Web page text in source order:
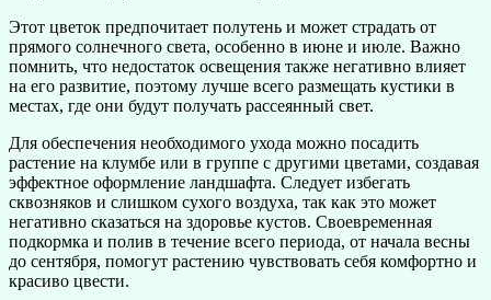
Этот цветок предпочитает полутень и может страдать от
прямого солнечного света, особенно в июне и июле. Важно
помнить, что недостаток освещения также негативно влияет
на его развитие, поэтому лучше всего размещать кустики в
местах, где они будут получать рассеянный свет.
Для обеспечения необходимого ухода можно посадить
растение на клумбе или в группе с другими цветами, создавая
эффектное оформление ландшафта. Следует избегать
сквозняков и слишком сухого воздуха, так как это может
негативно сказаться на здоровье кустов. Своевременная
подкормка и полив в течение всего периода, от начала весны
до сентября, помогут растению чувствовать себя комфортно и
красиво цвести.